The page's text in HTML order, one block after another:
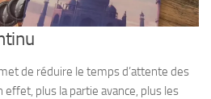
de réduire le temps d’attente des
plus la partie avance, plus les